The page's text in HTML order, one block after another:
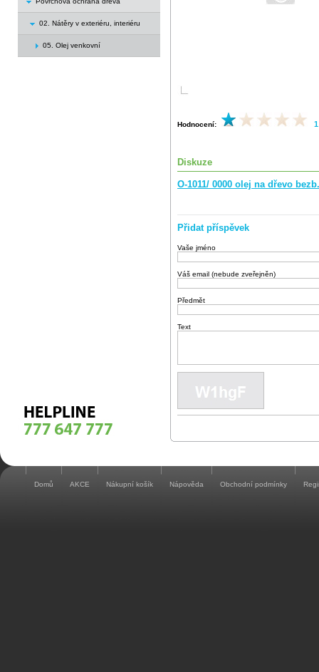
02. Nátěry v exteriéru, interiéru
05. Olej venkovní
Hodnocení:
Diskuze
O-1011/ 0000 olej na dřevo bezb.
Přidat příspěvek
Vaše jméno
Váš email (nebude zveřejněn)
Předmět
Text
Domů AKCE Nákupní košík Nápověda Obchodní podmínky